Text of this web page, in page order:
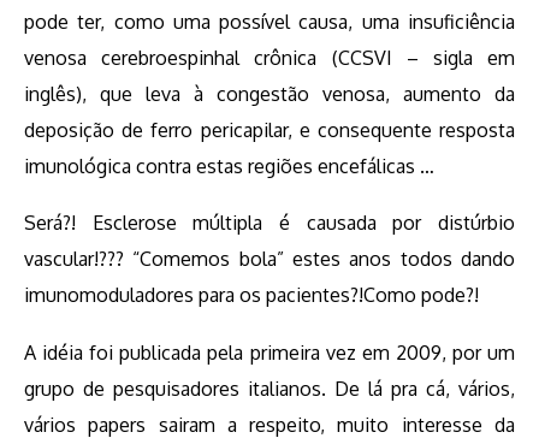
pode ter, como uma possível causa, uma insuficiência
venosa cerebroespinhal crônica (CCSVI – sigla em
inglês), que leva à congestão venosa, aumento da
deposição de ferro pericapilar, e consequente resposta
imunológica contra estas regiões encefálicas …
Será?! Esclerose múltipla é causada por distúrbio
vascular!??? “Comemos bola” estes anos todos dando
imunomoduladores para os pacientes?!Como pode?!
A idéia foi publicada pela primeira vez em 2009, por um
grupo de pesquisadores italianos. De lá pra cá, vários,
vários papers sairam a respeito, muito interesse da